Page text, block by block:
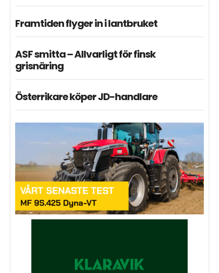
Framtiden flyger in i lantbruket
ASF smitta – Allvarligt för finsk
grisnäring
Österrikare köper JD-handlare